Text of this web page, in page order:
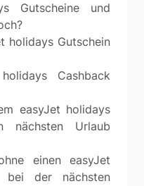
Gutscheine und
holidays Gutschein
Cashback
easyJet holidays
nächsten Urlaub
einen easyJet
bei der nächsten